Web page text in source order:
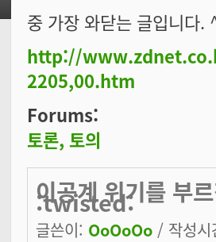
중 가장 와닫는 글입니다.
http://
2205,00.htm
Forums:
토론, 토의
이공계 위기를 부
:twisted:
글쓴이: OoOoOo / 작성